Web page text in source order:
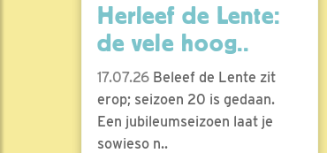
Herleef de Lente:
de vele hoog..
17.07.26 Beleef de Lente zit
erop; seizoen 20 is gedaan.
Een jubileumseizoen laat je
sowieso n..